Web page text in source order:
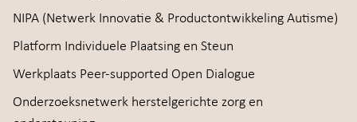
NIPA (Netwerk Innovatie & Productontwikkeling Autisme)
Platform Individuele Plaatsing en Steun
Werkplaats Peer-supported Open Dialogue
Onderzoeksnetwerk herstelgerichte zorg en